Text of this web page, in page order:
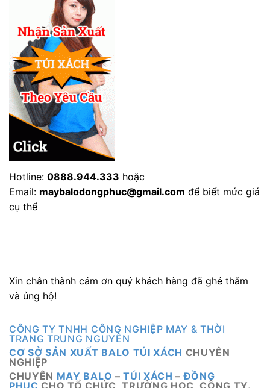
Hotline: 0888.944.333 hoặc
Email: maybalodongphuc@gmail.com để biết mức giá
cụ thể
Xin chân thành cảm ơn quý khách hàng đã ghé thăm
và ủng hộ!
CÔNG TY TNHH CÔNG NGHIỆP MAY & THỜI
TRANG TRUNG NGUYÊN
CƠ SỞ SẢN XUẤT BALO TÚI XÁCH CHUYÊN
NGHIỆP
CHUYÊN MAY BALO –TÚI XÁCH –ĐỒNG
PHỤC CHO TỔ CHỨC, TRƯỜNG HỌC, CÔNG TY.